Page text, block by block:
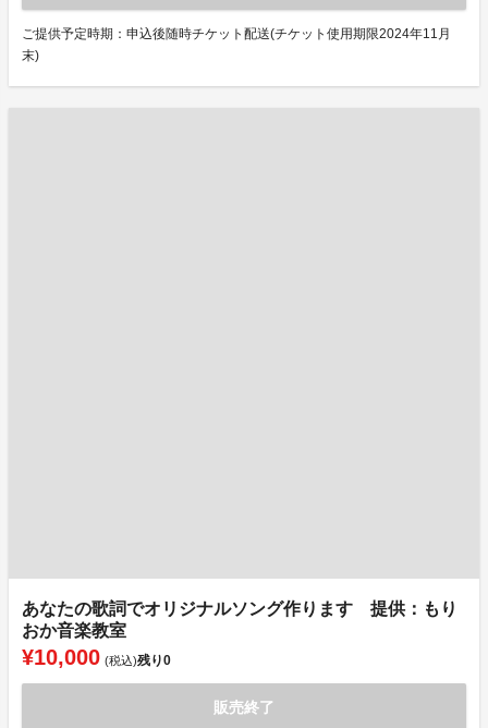
ご提供予定時期：申込後随時チケット配送(チケット使用期限2024年11月
末)
あなたの歌詞でオリジナルソング作ります 提供：もり
おか音楽教室
¥10,000 (税込)残り0
販売終了